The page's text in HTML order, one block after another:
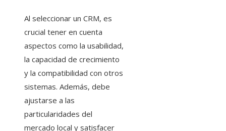
Al seleccionar un CRM, es
crucial tener en cuenta
aspectos como la usabilidad,
la capacidad de crecimiento
y la compatibilidad con otros
sistemas. Además, debe
ajustarse a las
particularidades del
mercado local y satisfacer